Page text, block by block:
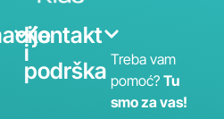
Kontakt
i
podrška Treba vam
pomoć? Tu
smo za vas!